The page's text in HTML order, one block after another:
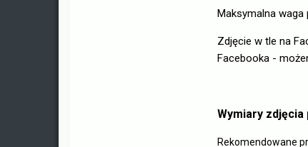
Maksymalna waga
Zdjęcie w tle na
Facebooka -
Wymiary
Rekomendowane